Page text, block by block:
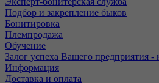
Подбор и закрепление быков
Бонитировка
Племпродажа
Обучение
Залог успеха Вашего предприятия
Информация
Доставка и оплата